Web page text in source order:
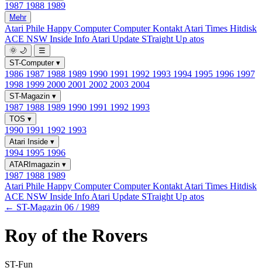
1987 1988 1989
Mehr
Atari Phile Happy ComputerComputer Kontakt Atari Times Hitdisk
ACE NSW Inside Info Atari Update STraight Up atos
🌞 🌙
☰
ST-Computer ▾
1986 1987 1988 1989 1990 1991 1992 1993 1994 1995 1996 1997
1998 1999 2000 2001 2002 2003 2004
ST-Magazin ▾
1987 1988 1989 1990 1991 1992 1993
TOS ▾
1990 1991 1992 1993
Atari Inside ▾
1994 1995 1996
ATARImagazin ▾
1987 1988 1989
Atari Phile Happy ComputerComputer Kontakt Atari Times Hitdisk
ACE NSW Inside Info Atari Update STraight Up atos
← ST-Magazin 06 / 1989
Roy of the Rovers
ST-Fun